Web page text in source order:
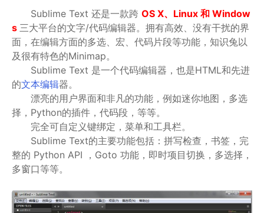
Sublime Text 还是一款跨 OS X、Linux 和 Window
s 三大平台的文字/代码编辑器。拥有高效、没有干扰的界
面，在编辑方面的多选、宏、代码片段等功能，知识兔以
及很有特色的Minimap。
Sublime Text 是一个代码编辑器，也是HTML和先进
的文本编辑器。
漂亮的用户界面和非凡的功能，例如迷你地图，多选
择，Python的插件，代码段，等等。
完全可自定义键绑定，菜单和工具栏。
Sublime Text的主要功能包括：拼写检查，书签，完
整的 Python API ，Goto 功能，即时项目切换，多选择，
多窗口等等。